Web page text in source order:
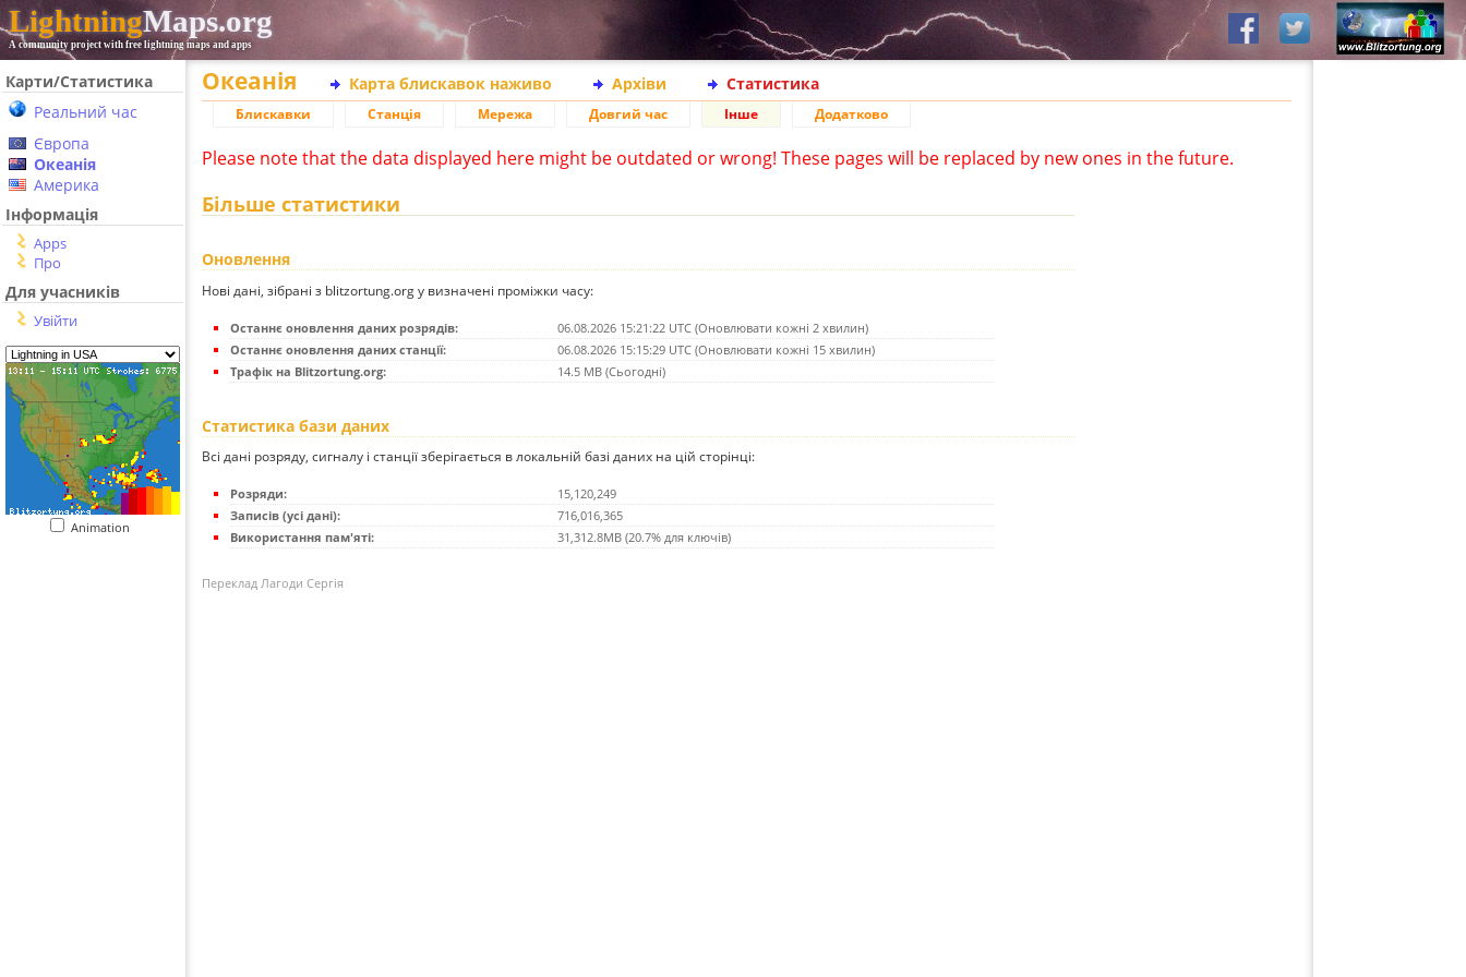
LightningMaps.org
A community project with free lightning maps and apps
Карти/Статистика
Реальний час
Європа
Океанія
Америка
Інформація
Apps
Про
Для учасників
Увійти
Animation
Океанія Карта блискавок наживо Архіви Статистика
Блискавки Станція Мережа Довгий час Інше Додатково
Please note that the data displayed here might be outdated or wrong! These pages will be replaced by new ones in the future.
Більше статистики
Оновлення
Нові дані, зібрані з blitzortung.org у визначені проміжки часу:
Останнє оновлення даних розрядів:
06.08.2026 15:21:22 UTC (Оновлювати кожні 2 хвилин)
Останнє оновлення даних станції:
06.08.2026 15:15:29 UTC (Оновлювати кожні 15 хвилин)
Трафік на Blitzortung.org:
14.5 MB (Сьогодні)
Статистика бази даних
Всі дані розряду, сигналу і станції зберігається в локальній базі даних на цій сторінці:
Розряди:
15,120,249
Записів (усі дані):
716,016,365
Використання пам'яті:
31,312.8MB (20.7% для ключів)
Переклад Лагоди Сергія